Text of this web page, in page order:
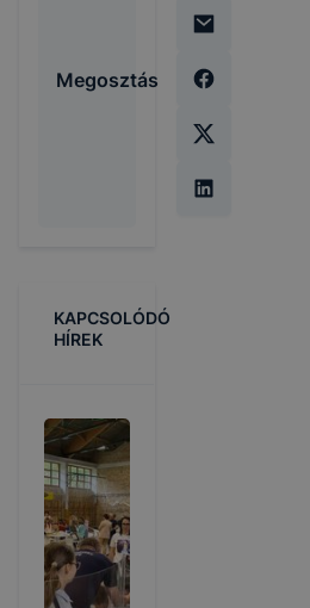
Megosztás
KAPCSOLÓDÓ
HÍREK